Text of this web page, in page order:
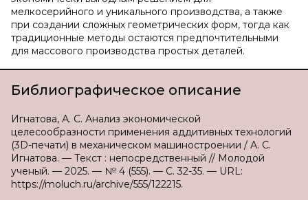
мелкосерийного и уникального производства, а также
при создании сложных геометрических форм, тогда как
традиционные методы остаются предпочтительными
для массового производства простых деталей.
Библиографическое описание
Игнатова, А. С. Анализ экономической
целесообразности применения аддитивных технологий
(3D-печати) в механическом машиностроении / А. С.
Игнатова. — Текст : непосредственный // Молодой
ученый. — 2025. — № 4 (555). — С. 32-35. — URL:
https://moluch.ru/archive/555/122215.